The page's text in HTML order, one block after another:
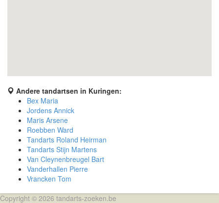
Andere tandartsen in Kuringen:
Bex Maria
Jordens Annick
Maris Arsene
Roebben Ward
Tandarts Roland Heirman
Tandarts Stijn Martens
Van Cleynenbreugel Bart
Vanderhallen Pierre
Vrancken Tom
Copyright © 2026 tandarts-zoeken.be